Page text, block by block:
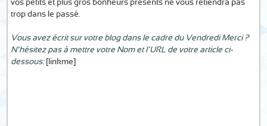
vos petits et plus gros bonheurs présents ne vous retiendra pas
trop dans le passé.
Vous avez écrit sur votre blog dans le cadre du Vendredi Merci ?
N’hésitez pas à mettre votre Nom et l’URL de votre article ci-
dessous:
[linkme]